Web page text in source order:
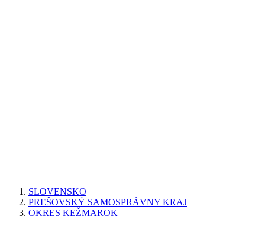
SLOVENSKO
PREŠOVSKÝ SAMOSPRÁVNY KRAJ
OKRES KEŽMAROK